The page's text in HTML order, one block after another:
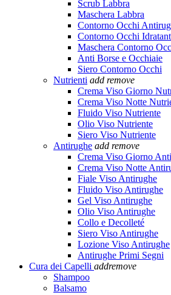
Scrub Labbra
Maschera Labbra
Contorno Occhi
Contorno Occhi
Maschera Contorno
Anti Borse e Occhiaie
Siero Contorno Occhi
Nutrienti add remove
Crema Viso Giorno
Crema Viso Notte
Fluido Viso Nutriente
Olio Viso Nutriente
Siero Viso Nutriente
Antirughe add remove
Crema Viso Giorno
Crema Viso Notte
Fiale Viso Antirughe
Fluido Viso Antirughe
Gel Viso Antirughe
Olio Viso Antirughe
Collo e Decolleté
Siero Viso Antirughe
Lozione Viso Antirughe
Antirughe Primi Segni
Cura dei Capelli addremove
Shampoo
Balsamo